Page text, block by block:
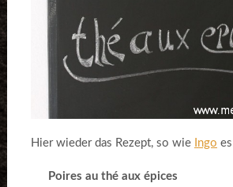
Hier wieder das Rezept, so wie Ingo
Poires au thé aux épices